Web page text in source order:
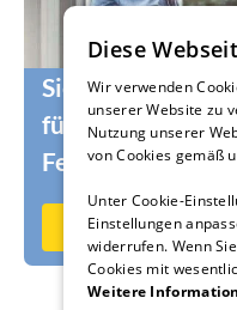
Sie suchen noch
für Ihr
Ferienwohnung?
Jetzt auf
Diese
Wir verwenden
unserer Website zu
Nutzung unserer
von Cookies gemäß
Unter Cookie-
Einstellungen
widerrufen. Wenn
Cookies mit
Weitere